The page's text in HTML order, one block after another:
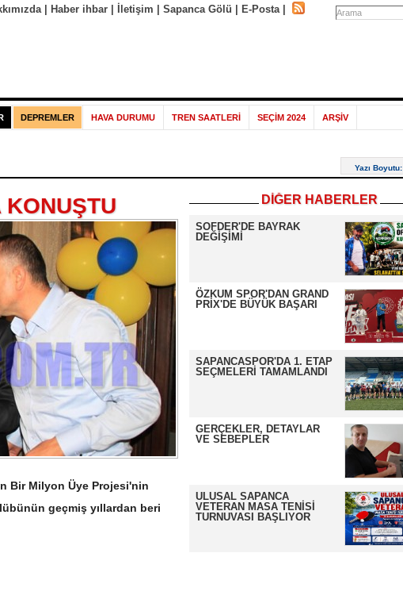
| Haber ihbar| İletişim Sapanca Gölü E-Posta|
DEPREMLER HAVA DURUMU TREN SAATLERİ SEÇİM 2024 ARŞİV
Yazı Boyutu:
DİĞER HABERLER
SOFDER'DE BAYRAK
DEĞİŞİMİ
ÖZKUM SPOR'DAN GRAND
PRİX'DE BÜYÜK BAŞARI
SAPANCASPOR'DA 1. ETAP
SEÇMELERİ TAMAMLANDI
GERÇEKLER, DETAYLAR
VE SEBEPLER
ULUSAL SAPANCA
VETERAN MASA TENİSİ
TURNUVASI BAŞLIYOR
Bir Milyon Üye Projesi'nin
geçmiş yıllardan beri